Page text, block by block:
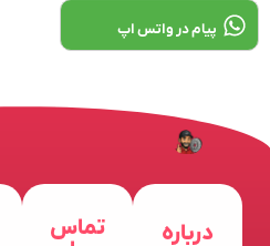
پیام در واتس اپ
درباره تماس